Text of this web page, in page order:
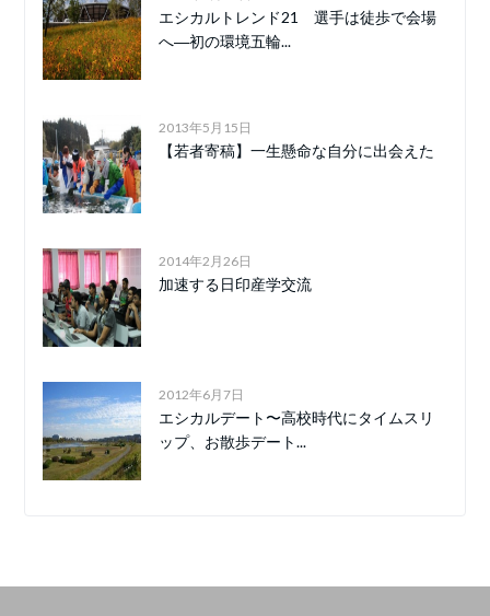
エシカルトレンド21 選手は徒歩で会場
へ―初の環境五輪...
2013年5月15日
【若者寄稿】一生懸命な自分に出会えた
2014年2月26日
加速する日印産学交流
2012年6月7日
エシカルデート〜高校時代にタイムスリ
ップ、お散歩デート...